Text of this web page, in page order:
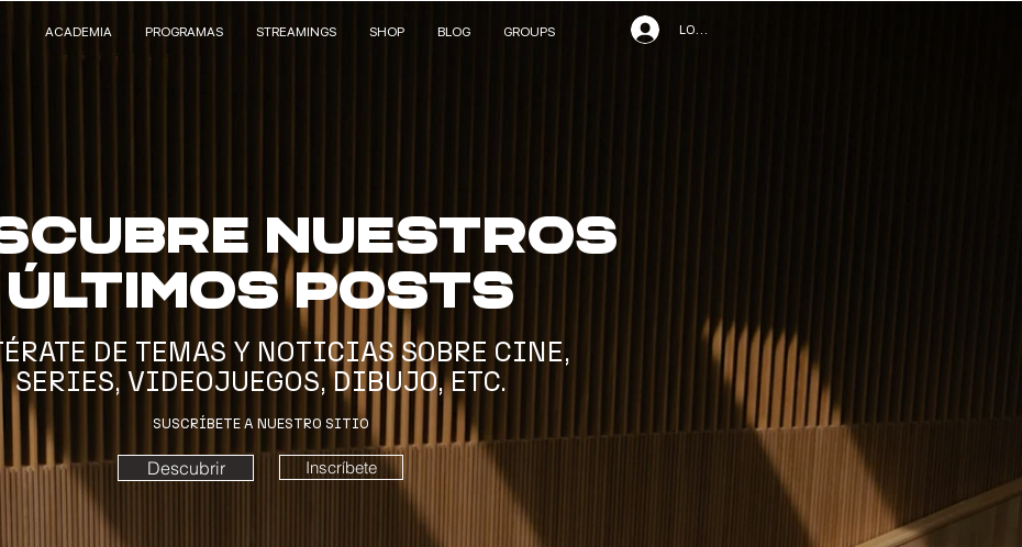
ACADEMIA PROGRAMAS STREAMINGS SHOP BLOG GROUPS LOG IN
nuestros
últimos posts
DE TEMAS Y NOTICIAS SOBRE CINE,
SERIES, VIDEOJUEGOS, DIBUJO, ETC.
SUSCRÍBETE A NUESTRO SITIO
Descubrir Inscríbete